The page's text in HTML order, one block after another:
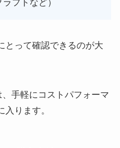
フトなど）
とって確認できるのが大
手軽にコストパフォーマ
ります。